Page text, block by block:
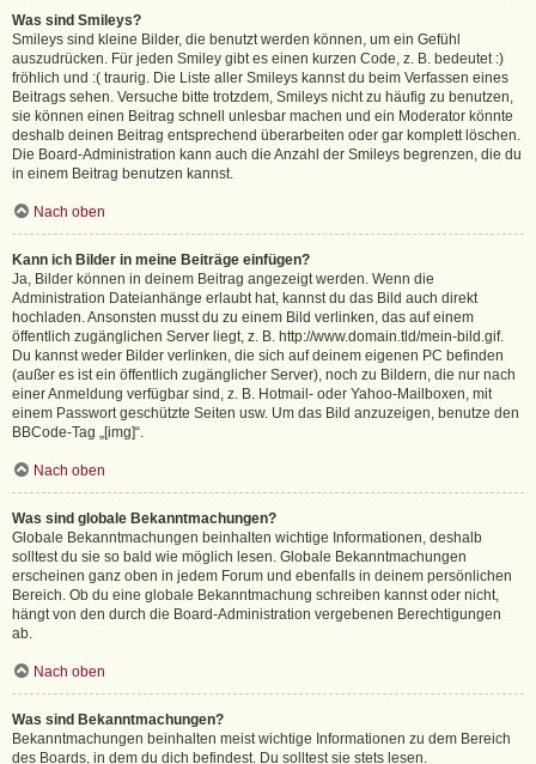
Was sind Smileys?
Smileys sind kleine Bilder, die benutzt werden können, um ein Gefühl
auszudrücken. Für jeden Smiley gibt es einen kurzen Code, z. B. bedeutet :)
fröhlich und :( traurig. Die Liste aller Smileys kannst du beim Verfassen eines
Beitrags sehen. Versuche bitte trotzdem, Smileys nicht zu häufig zu benutzen,
sie können einen Beitrag schnell unlesbar machen und ein Moderator könnte
deshalb deinen Beitrag entsprechend überarbeiten oder gar komplett löschen.
Die Board-Administration kann auch die Anzahl der Smileys begrenzen, die du
in einem Beitrag benutzen kannst.
Nach oben
Kann ich Bilder in meine Beiträge einfügen?
Ja, Bilder können in deinem Beitrag angezeigt werden. Wenn die
Administration Dateianhänge erlaubt hat, kannst du das Bild auch direkt
hochladen. Ansonsten musst du zu einem Bild verlinken, das auf einem
öffentlich zugänglichen Server liegt, z. B. http://www.domain.tld/mein-bild.gif.
Du kannst weder Bilder verlinken, die sich auf deinem eigenen PC befinden
(außer es ist ein öffentlich zugänglicher Server), noch zu Bildern, die nur nach
einer Anmeldung verfügbar sind, z. B. Hotmail- oder Yahoo-Mailboxen, mit
einem Passwort geschützte Seiten usw. Um das Bild anzuzeigen, benutze den
BBCode-Tag „[img]“.
Nach oben
Was sind globale Bekanntmachungen?
Globale Bekanntmachungen beinhalten wichtige Informationen, deshalb
solltest du sie so bald wie möglich lesen. Globale Bekanntmachungen
erscheinen ganz oben in jedem Forum und ebenfalls in deinem persönlichen
Bereich. Ob du eine globale Bekanntmachung schreiben kannst oder nicht,
hängt von den durch die Board-Administration vergebenen Berechtigungen
ab.
Nach oben
Was sind Bekanntmachungen?
Bekanntmachungen beinhalten meist wichtige Informationen zu dem Bereich
des Boards, in dem du dich befindest. Du solltest sie stets lesen.